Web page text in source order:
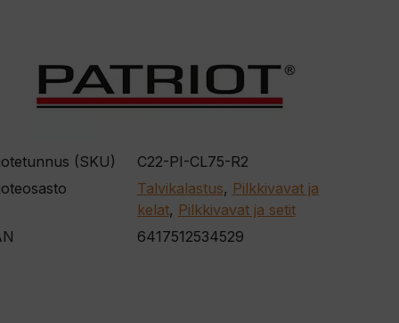
(SKU)
C22-PI-CL75-R2
Talvikalastus, Pilkkivavat ja
kelat, Pilkkivavat ja setit
6417512534529